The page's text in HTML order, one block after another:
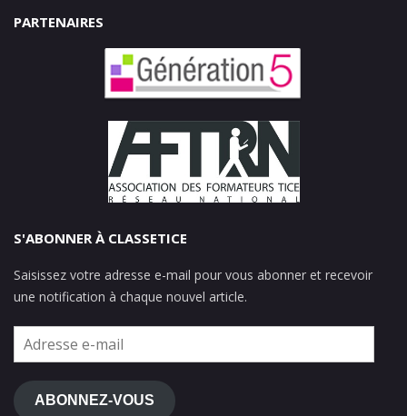
PARTENAIRES
S'ABONNER À CLASSETICE
Saisissez votre adresse e-mail pour vous abonner et recevoir
une notification à chaque nouvel article.
Adresse
e-
mail
ABONNEZ-VOUS